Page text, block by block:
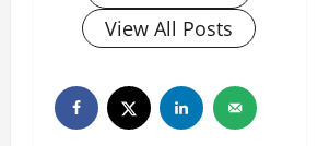
View All Posts